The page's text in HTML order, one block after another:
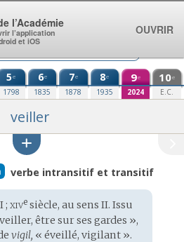
5e
1798
6e
1835
7e
1878
8e
1935
9e
2024
10e
E.C.
veiller
verbe intransitif et transitif
; xivesiècle, au sens II. Issu
être sur ses gardes »,
vigil, « éveillé, vigilant ».
l’Académie
l’application
et iOS
OUVRIR